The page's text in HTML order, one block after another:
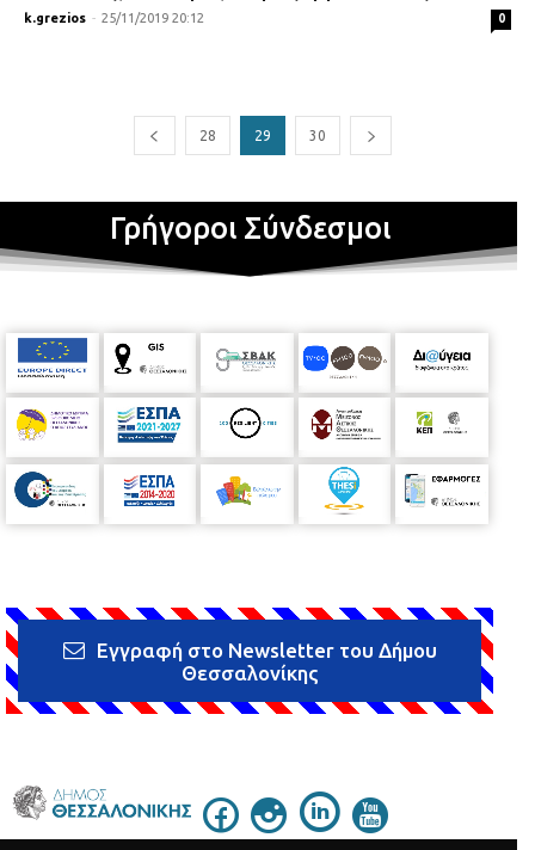
k.grezios - 25/11/2019 20:12 0
28 29 30
Γρήγοροι Σύνδεσμοι
Εγγραφή στο Newsletter του Δήμου
Θεσσαλονίκης